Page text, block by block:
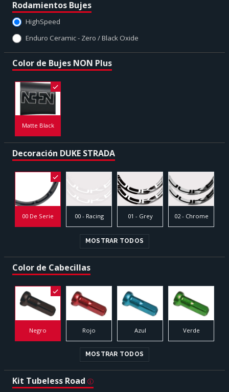
Rodamientos Bujes
HighSpeed
Enduro Ceramic - Zero / Black Oxide
Color de Bujes NON Plus
Matte Black
Decoración DUKE STRADA
00 De Serie 00 - Racing 01 - Grey 02 - Chrome
MOSTRAR TODOS
Color de Cabecillas
Negro Rojo Azul Verde
MOSTRAR TODOS
Kit Tubeless Road